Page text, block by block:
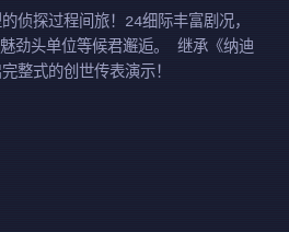
侦探过程间旅！24细际丰富剧况，
劲头单位等候君邂逅。 继承《纳迪
整式的创世传表演示！